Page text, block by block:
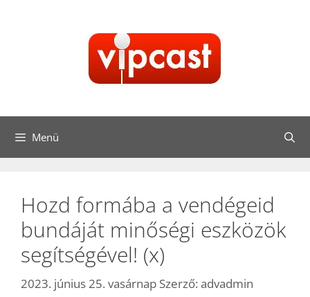
Menü
Hozd formába a vendégeid
bundáját minőségi eszközök
segítségével! (x)
2023. június 25. vasárnap Szerző: advadmin